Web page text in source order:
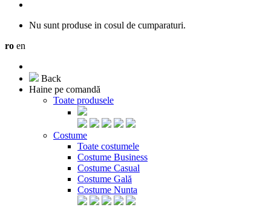
Nu sunt produse in cosul de cumparaturi.
ro en
Back
Haine pe comandă
Toate produsele
Costume
Toate costumele
Costume Business
Costume Casual
Costume Gală
Costume Nunta